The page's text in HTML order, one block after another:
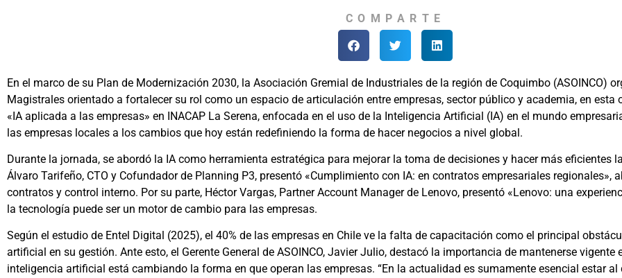
COMPARTE
En el marco de su Plan de Modernización 2030, la Asociación Gremial de Industriales de la región de Coquimbo (ASOINCO)
Magistrales orientado a fortalecer su rol como un espacio de articulación entre empresas, sector público y academia, en esta
«IA aplicada a las empresas» en INACAP La Serena, enfocada en el uso de la Inteligencia Artificial (IA) en el mundo
las empresas locales a los cambios que hoy están redefiniendo la forma de hacer negocios a nivel global.
Durante la jornada, se abordó la IA como herramienta estratégica para mejorar la toma de decisiones y hacer más eficientes
Álvaro Tarifeño, CTO y Cofundador de Planning P3, presentó «Cumplimiento con IA: en contratos empresariales regionales»,
contratos y control interno. Por su parte, Héctor Vargas, Partner Account Manager de Lenovo, presentó «Lenovo: una
la tecnología puede ser un motor de cambio para las empresas.
Según el estudio de Entel Digital (2025), el 40% de las empresas en Chile ve la falta de capacitación como el principal
artificial en su gestión. Ante esto, el Gerente General de ASOINCO, Javier Julio, destacó la importancia de mantenerse vigente
inteligencia artificial está cambiando la forma en que operan las empresas. “En la actualidad es sumamente esencial estar